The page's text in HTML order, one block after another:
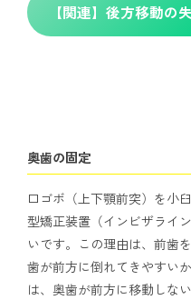
【関連】後方移動の
奥歯の固定
口ゴボ（上下顎前突）を小
型矯正装置（インビザライ
いです。この理由は、前歯
歯が前方に倒れてきやすい
は、奥歯が前方に移動しな